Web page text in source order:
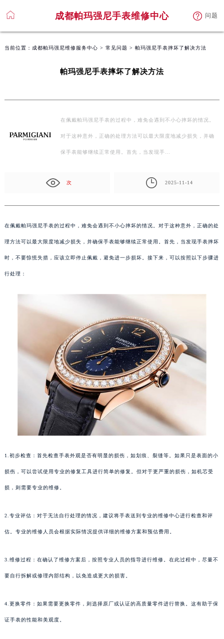
成都帕玛强尼手表维修中心 问题
当前位置： 成都帕玛强尼维修服务中心 > 常见问题 > 帕玛强尼手表摔坏了解决方法
帕玛强尼手表摔坏了解决方法
在佩戴帕玛强尼手表的过程中，难免会遇到不小心摔坏的情况。
对于这种意外，正确的处理方法可以最大限度地减少损失，并确
保手表能够继续正常使用。首先，当发现手…
次 2025-11-14
在佩戴帕玛强尼手表的过程中，难免会遇到不小心摔坏的情况。对于这种意外，正确的处
理方法可以最大限度地减少损失，并确保手表能够继续正常使用。首先，当发现手表摔坏
时，不要惊慌失措，应该立即停止佩戴，避免进一步损坏。接下来，可以按照以下步骤进
行处理：
1.初步检查：首先检查手表外观是否有明显的损伤，如划痕、裂缝等。如果只是表面的小
损伤，可以尝试使用专业的修复工具进行简单的修复。但对于更严重的损伤，如机芯受
损，则需要专业的维修。
2.专业评估：对于无法自行处理的情况，建议将手表送到专业的维修中心进行检查和评
估。专业的维修人员会根据实际情况提供详细的维修方案和预估费用。
3.维修过程：在确认了维修方案后，按照专业人员的指导进行维修。在此过程中，尽量不
要自行拆解或修理内部结构，以免造成更大的损害。
4.更换零件：如果需要更换零件，则选择原厂或认证的高质量零件进行替换。这有助于保
证手表的性能和美观度。